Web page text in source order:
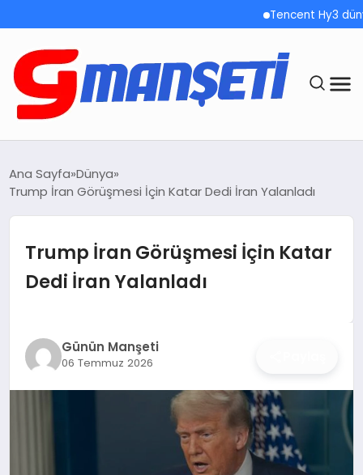
Tencent Hy3 dünya
DEMOLAR
MEGA MENÜ
TEKNOLOJI
İŞ DÜNYASI
Ana Sayfa Dünya
Trump İran Görüşmesi İçin Katar Dedi İran Yalanladı
Trump İran Görüşmesi İçin Katar
Dedi İran Yalanladı
Günün Manşeti
06 Temmuz 2026